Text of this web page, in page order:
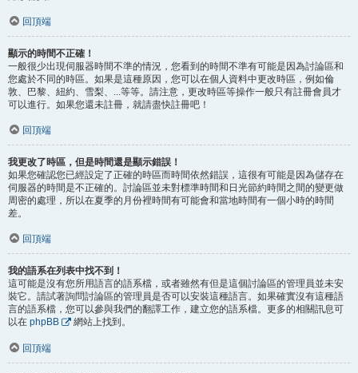
回頂端
顯示的時間不正確！
一般很少出現伺服器時間不準的情況，您看到的時間不準有可能是因為討論區和
您處於不同的時區。如果是這種原因，您可以在個人資料中更改時區，例如倫
敦、巴黎、紐約、雪梨、...等等。請注意，更改時區等操作一般只有註冊會員才
可以進行。如果您還未註冊，就請盡快註冊吧！
回頂端
我更改了時區，但是時間還是顯示錯誤！
如果您確認您已經設定了正確的時區而時間依然錯誤，這很有可能是因為儲存在
伺服器的時間是不正確的。討論區並未對標準時間和日光節約時間之間的變更做
周密的處理，所以在夏季的月份裡時間有可能會和當地時間有一個小時的時間
差。
回頂端
我的語系在列表中找不到！
這可能是沒有您所用語言的語系檔，或者雖然有但是這個討論區的管理員並未安
裝它。請試著詢問討論區的管理員是否可以安裝這種語言。如果確實沒有這種語
言的語系檔，您可以參與我們的翻譯工作，建立您的語系檔。更多的相關訊息可
以在 phpBB 網站上找到。
回頂端